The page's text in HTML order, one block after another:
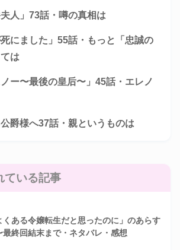
夫人」73話・噂の真相は
死にました」55話・もっと「忠誠の
は
ノー〜最後の皇后〜」45話・エレノ
公爵様へ37話・親というものは
ている記事
くある令嬢転生だと思ったのに」のあらす
最終回結末まで・ネタバレ・感想